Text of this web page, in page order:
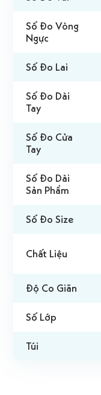
Số Đo Vòng
Ngực
Số Đo Lai
Số Đo Dài
Tay
Số Đo Cửa
Tay
Số Đo Dài
Sản Phẩm
Số Đo Size
Chất Liệu
Độ Co Giãn
Số Lớp
Túi